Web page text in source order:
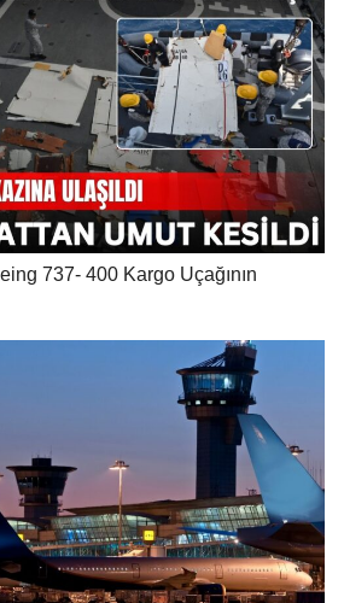
737- 400 Kargo Uçağının